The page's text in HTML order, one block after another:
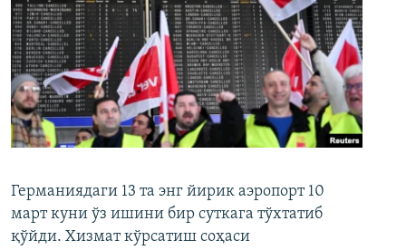
Германиядаги 13 та энг йирик аэропорт 10
март куни ўз ишини бир суткага тўхтатиб
қўйди. Хизмат кўрсатиш соҳаси